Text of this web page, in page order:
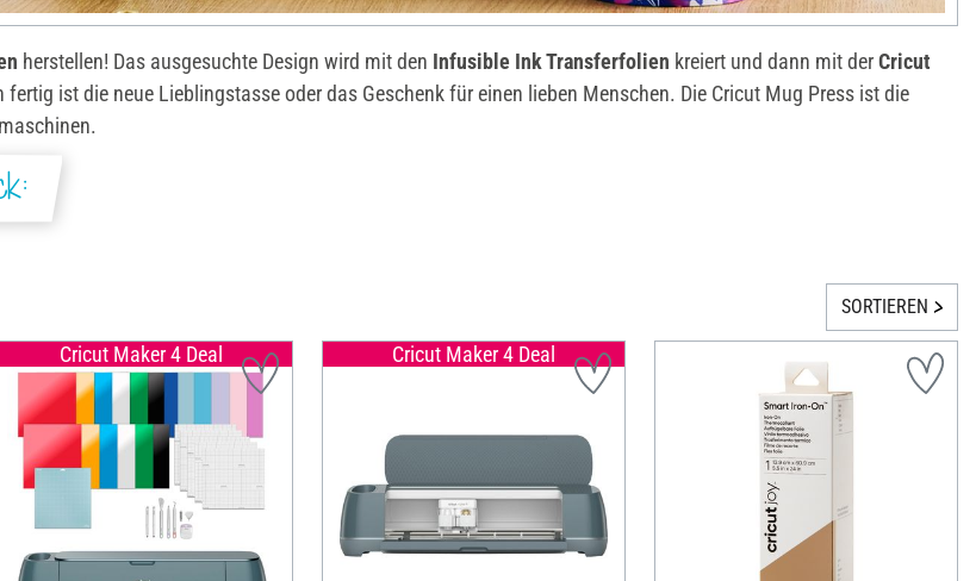
herstellen! Das ausgesuchte Design wird mit den Infusible Ink Transferfolien kreiert und dann mit derCricut
ist die neue Lieblingstasse oder das Geschenk für einen lieben Menschen. Die Cricut Mug Press ist die
SORTIEREN
Cricut Maker 4 Deal Cricut Maker 4 Deal